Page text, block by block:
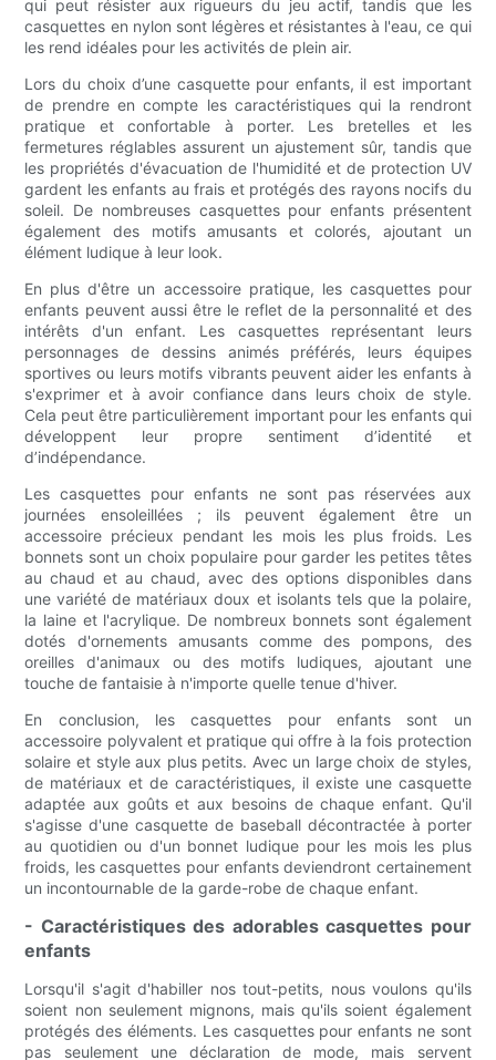
qui peut résister aux rigueurs du jeu actif, tandis que les
casquettes en nylon sont légères et résistantes à l'eau, ce qui
les rend idéales pour les activités de plein air.
Lors du choix d’une casquette pour enfants, il est important
de prendre en compte les caractéristiques qui la rendront
pratique et confortable à porter. Les bretelles et les
fermetures réglables assurent un ajustement sûr, tandis que
les propriétés d'évacuation de l'humidité et de protection UV
gardent les enfants au frais et protégés des rayons nocifs du
soleil. De nombreuses casquettes pour enfants présentent
également des motifs amusants et colorés, ajoutant un
élément ludique à leur look.
En plus d'être un accessoire pratique, les casquettes pour
enfants peuvent aussi être le reflet de la personnalité et des
intérêts d'un enfant. Les casquettes représentant leurs
personnages de dessins animés préférés, leurs équipes
sportives ou leurs motifs vibrants peuvent aider les enfants à
s'exprimer et à avoir confiance dans leurs choix de style.
Cela peut être particulièrement important pour les enfants qui
développent leur propre sentiment d’identité et
d’indépendance.
Les casquettes pour enfants ne sont pas réservées aux
journées ensoleillées ; ils peuvent également être un
accessoire précieux pendant les mois les plus froids. Les
bonnets sont un choix populaire pour garder les petites têtes
au chaud et au chaud, avec des options disponibles dans
une variété de matériaux doux et isolants tels que la polaire,
la laine et l'acrylique. De nombreux bonnets sont également
dotés d'ornements amusants comme des pompons, des
oreilles d'animaux ou des motifs ludiques, ajoutant une
touche de fantaisie à n'importe quelle tenue d'hiver.
En conclusion, les casquettes pour enfants sont un
accessoire polyvalent et pratique qui offre à la fois protection
solaire et style aux plus petits. Avec un large choix de styles,
de matériaux et de caractéristiques, il existe une casquette
adaptée aux goûts et aux besoins de chaque enfant. Qu'il
s'agisse d'une casquette de baseball décontractée à porter
au quotidien ou d'un bonnet ludique pour les mois les plus
froids, les casquettes pour enfants deviendront certainement
un incontournable de la garde-robe de chaque enfant.
- Caractéristiques des adorables casquettes pour
enfants
Lorsqu'il s'agit d'habiller nos tout-petits, nous voulons qu'ils
soient non seulement mignons, mais qu'ils soient également
protégés des éléments. Les casquettes pour enfants ne sont
pas seulement une déclaration de mode, mais servent